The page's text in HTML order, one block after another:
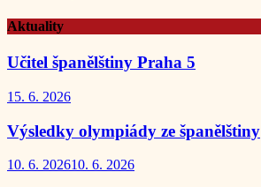
Aktuality
Učitel španělštiny Praha 5
15. 6. 2026
Výsledky olympiády ze španělštiny
10. 6. 202610. 6. 2026